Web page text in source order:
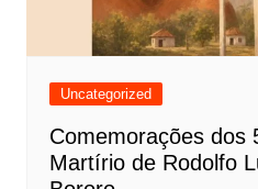
Uncategorized
Comemorações dos
Martírio de Rodolfo